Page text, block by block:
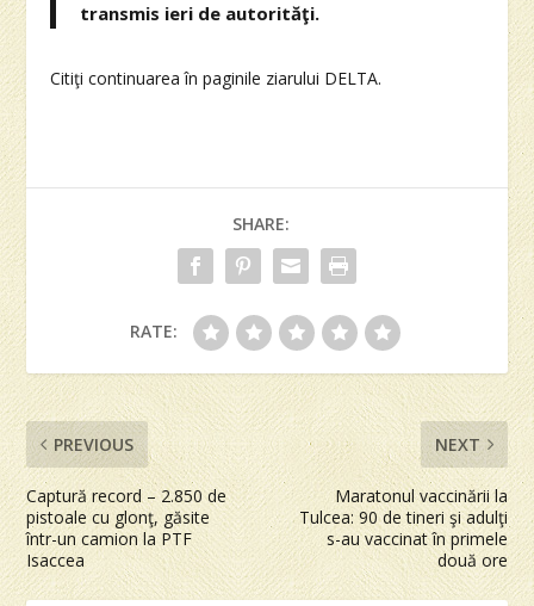
transmis ieri de autorităţi.
Citiţi continuarea în paginile ziarului DELTA.
SHARE:
RATE:
PREVIOUS
Captură record – 2.850 de
pistoale cu glonţ, găsite
într-un camion la PTF
Isaccea
NEXT
Maratonul vaccinării la
Tulcea: 90 de tineri şi adulţi
s-au vaccinat în primele
două ore